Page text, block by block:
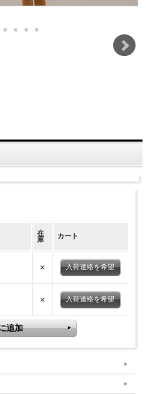
在
庫
カート
× 入荷連絡を希望
× 入荷連絡を希望